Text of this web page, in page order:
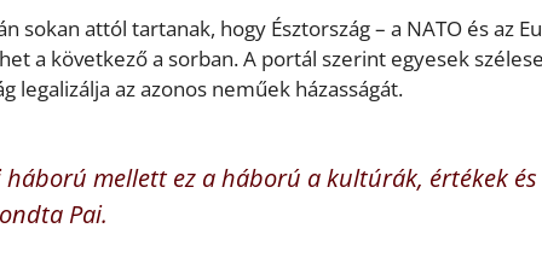
sokan attól tartanak, hogy Észtország – a NATO és az
a következő a sorban. A portál szerint egyesek
legalizálja az azonos neműek házasságát.
mellett ez a háború a kultúrák, értékek és
Pai.